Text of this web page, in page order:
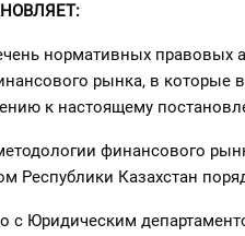
нормативных правовых
рынка, в которые
к настоящему
финансового
Республики Казахстан
с Юридическим